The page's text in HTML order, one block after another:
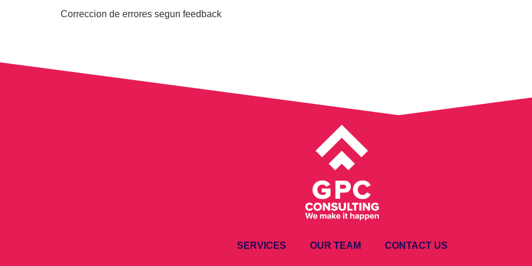
Correccion de errores segun feedback
SERVICES OUR TEAM CONTACT US